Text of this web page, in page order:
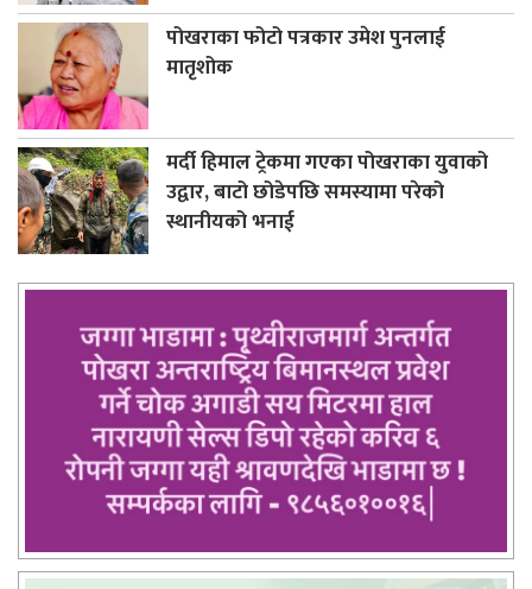
पोखराका फोटो पत्रकार उमेश पुनलाई
मातृशोक
मर्दी हिमाल ट्रेकमा गएका पोखराका युवाको
उद्वार, बाटो छोडेपछि समस्यामा परेको
स्थानीयको भनाई